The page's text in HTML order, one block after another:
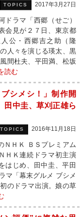
TOPICS 2017年3月27日
ラマ「西郷（せご）
会見が２７日、東京都
公・西郷吉之助（隆
人々を演じる瑛太、黒
間杜夫、平田満、松坂
読む
ブシメシ！」制作開
中圭、草刈正雄ら
TOPICS 2016年11月18日
ＨＫ ＢＳプレミアム
ＨＫ連続ドラマ初主演
はじめ、田中圭、平田
マ「幕末グルメ ブシメ
のドラマ出演。娘の草